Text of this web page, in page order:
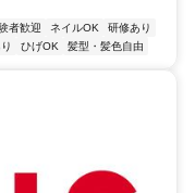
者歓迎 ネイルOK
研修あり
ひげOK 髪型・髪色自由